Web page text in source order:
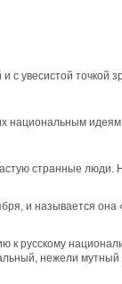
увесистой точкой
национальным
странные люди.
и называется она
к русскому
нежели